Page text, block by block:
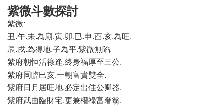
紫微斗數探討
紫微:
丑.午.未.為廟.寅.卯.巳.申.酉.亥.為旺.
辰.戌.為得地.子為平.紫微無陷.
紫府朝恒活祿逢.終身福厚至三公.
紫府同臨巳亥.一朝富貴雙全.
紫府日月居旺地.必定出佳公卿器.
紫府武曲臨財宅.更兼權祿富奢翁.